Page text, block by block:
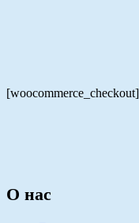
[woocommerce_checkout]
О нас